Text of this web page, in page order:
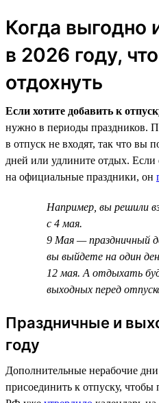
Когда выгодно
в 2026 году,
отдохнуть
Если хотите добавить к
нужно в периоды праздников.
в отпуск не входят, так что вы
дней или удлините отдых. Если
на официальные праздники, он
Например, вы решили
с 4 мая.
9 Мая — праздничный
вы выйдете на один
12 мая. А отдыхать
выходных перед
Праздничные и
году
Дополнительные нерабочие
присоединить к отпуску, чтобы